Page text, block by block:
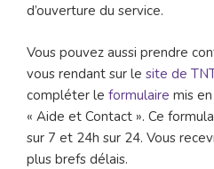
d’ouverture du service.
Vous pouvez aussi prendre
vous rendant sur le site de
compléter le formulaire mis
« Aide et Contact ». Ce
sur 7 et 24h sur 24. Vous
plus brefs délais.